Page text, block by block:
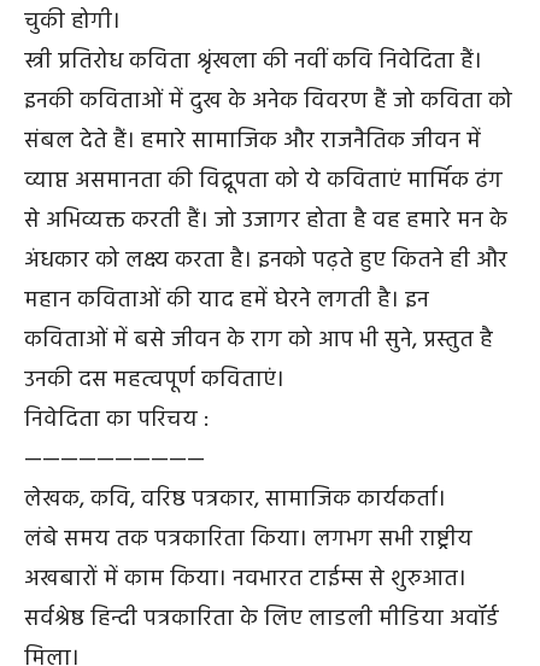
चुकी होगी।
स्त्री प्रतिरोध कविता श्रृंखला की नवीं कवि निवेदिता हैं।
इनकी कविताओं में दुख के अनेक विवरण हैं जो कविता को
संबल देते हैं। हमारे सामाजिक और राजनैतिक जीवन में
व्याप्त असमानता की विद्रूपता को ये कविताएं मार्मिक ढंग
से अभिव्यक्त करती हैं। जो उजागर होता है वह हमारे मन के
अंधकार को लक्ष्य करता है। इनको पढ़ते हुए कितने ही और
महान कविताओं की याद हमें घेरने लगती है। इन
कविताओं में बसे जीवन के राग को आप भी सुने, प्रस्तुत है
उनकी दस महत्वपूर्ण कविताएं।
निवेदिता का परिचय :
——————————
लेखक, कवि, वरिष्ठ पत्रकार, सामाजिक कार्यकर्ता।
लंबे समय तक पत्रकारिता किया। लगभग सभी राष्ट्रीय
अखबारों में काम किया। नवभारत टाईम्स से शुरुआत।
सर्वश्रेष्ठ हिन्दी पत्रकारिता के लिए लाडली मीडिया अवॉर्ड
मिला।